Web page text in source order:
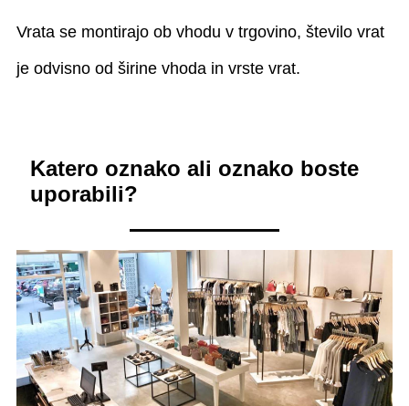
Vrata se montirajo ob vhodu v trgovino, število vrat
je odvisno od širine vhoda in vrste vrat.
Katero oznako ali oznako boste
uporabili?